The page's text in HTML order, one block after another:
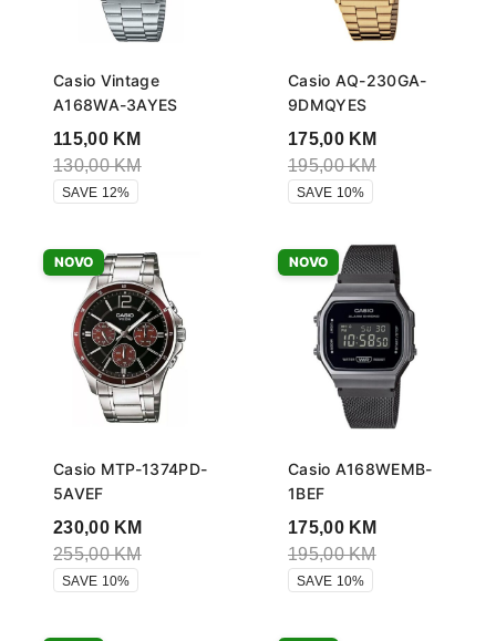
Casio Vintage
A168WA-3AYES
115,00 KM
130,00KM
SAVE 12%
Casio AQ-230GA-
9DMQYES
175,00 KM
195,00KM
SAVE 10%
NOVO
Casio MTP-1374PD-
5AVEF
230,00 KM
255,00KM
SAVE 10%
NOVO
Casio A168WEMB-
1BEF
175,00 KM
195,00KM
SAVE 10%